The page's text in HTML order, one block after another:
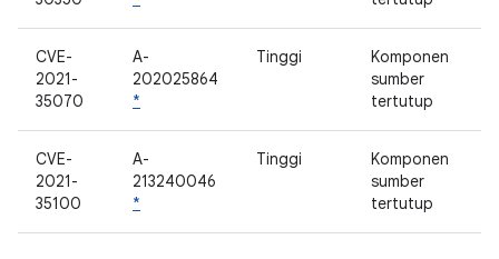
CVE-
2021-
35070
A-
202025864
*
Tinggi
Komponen
sumber
tertutup
CVE-
2021-
35100
A-
213240046
*
Tinggi
Komponen
sumber
tertutup